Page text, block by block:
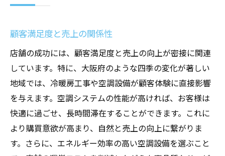
顧客満足度と売上の関係性
店舗の成功には、顧客満足度と売上の向上が密接に関連
しています。特に、大阪府のような四季の変化が著しい
地域では、冷暖房工事や空調設備が顧客体験に直接影響
を与えます。空調システムの性能が高ければ、お客様は
快適に過ごせ、長時間滞在することができます。これに
より購買意欲が高まり、自然と売上の向上に繋がりま
す。さらに、エネルギー効率の高い空調設備を選ぶこと